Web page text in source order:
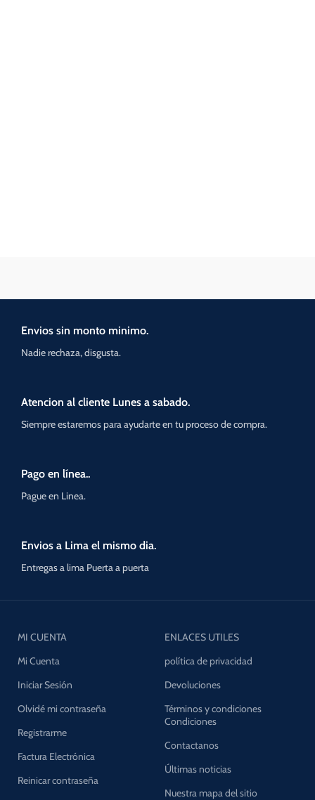
Envios sin monto minimo.
Nadie rechaza, disgusta.
Atencion al cliente Lunes a sabado.
Siempre estaremos para ayudarte en tu proceso de compra.
Pago en línea..
Pague en Linea.
Envios a Lima el mismo dia.
Entregas a lima Puerta a puerta
MI CUENTA
Mi Cuenta
Iniciar Sesión
Olvidé mi contraseña
Registrarme
Factura Electrónica
Reinicar contraseña
ENLACES UTILES
política de privacidad
Devoluciones
Términos y condiciones
Condiciones
Contactanos
Últimas noticias
Nuestra mapa del sitio